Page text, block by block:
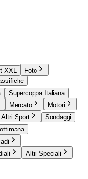
XXL
Foto
Supercoppa Italiana
Mercato
Motori
Altri Sport
Sondaggi
Altri Speciali